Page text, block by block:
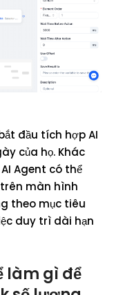
đầu tích hợp AI
của họ. Khác
Agent có thể
màn hình
theo mục tiêu
duy trì dài hạn
làm gì để